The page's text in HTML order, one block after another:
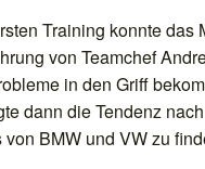
Training konnte das
von Teamchef
in den Griff
dann die Tendenz
von BMW und VW zu